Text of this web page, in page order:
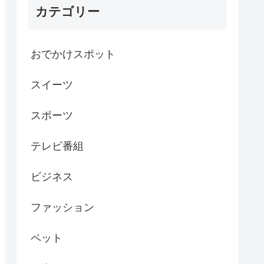
カテゴリー
おでかけスポット
スイーツ
スポーツ
テレビ番組
ビジネス
ファッション
ペット